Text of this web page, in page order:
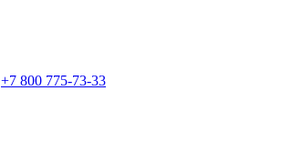
+7 800 775-73-33